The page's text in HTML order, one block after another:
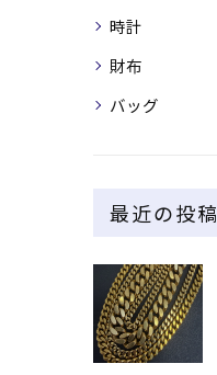
時計
財布
バッグ
最近の投稿